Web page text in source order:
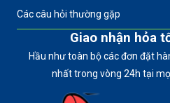
Các câu hỏi thường gặp
Giao nhận hỏa
Hầu như toàn bộ các đơn đặt
nhất trong vòng 24h tại